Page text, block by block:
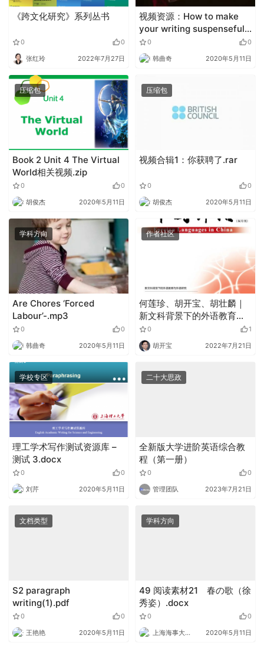
《跨文化研究》系列丛书
0 0
张红玲 2022年7月27日
视频资源：How to make
your writing suspenseful –
Victoria Smith
0 0
韩曲奇 2020年5月11日
压缩包
Book 2 Unit 4 The Virtual
World相关视频.zip
0 0
胡俊杰 2020年5月11日
压缩包
视频合辑1：你获聘了.rar
0 0
胡俊杰 2020年5月11日
学科方向
Are Chores ‘Forced
Labour’-.mp3
0 0
韩曲奇 2020年5月11日
作者社区
何莲珍、胡开宝、胡壮麟｜
新文科背景下的外语教育与
外语研究（二）
0 1
胡开宝 2022年7月21日
学校专区
理工学术写作测试资源库 –
测试 3.docx
0 0
刘芹 2020年5月11日
二十大思政
全新版大学进阶英语综合教
程（第一册）
0 0
管理团队 2023年7月21日
文档类型
S2 paragraph
writing(1).pdf
0 0
王艳艳 2020年5月11日
学科方向
49 阅读素材21 春の歌（徐
秀姿）.docx
0 0
上海海事大学外语 2020年5月11日